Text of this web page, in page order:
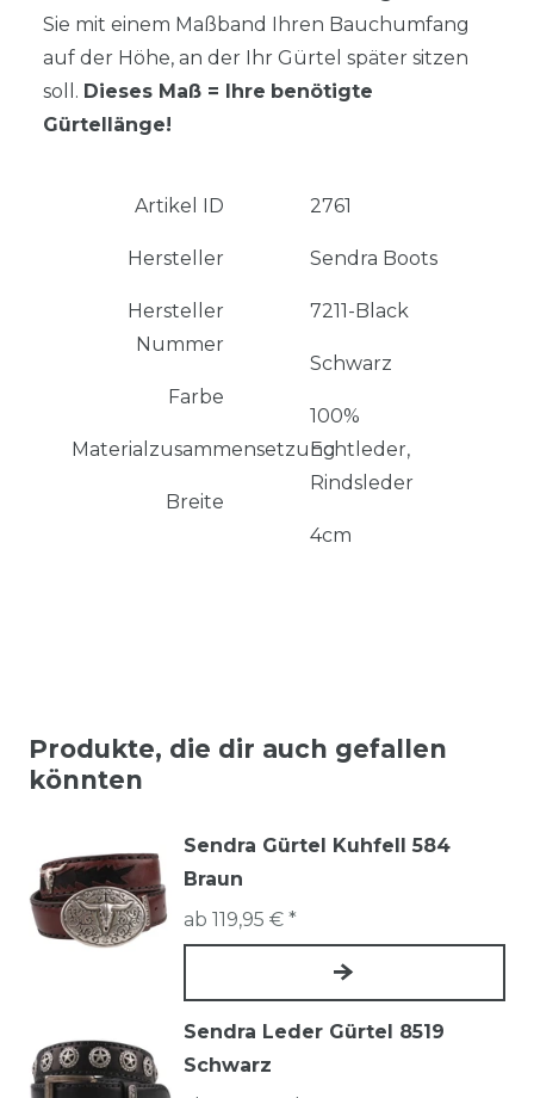
Sie mit einem Maßband Ihren Bauchumfang
auf der Höhe, an der Ihr Gürtel später sitzen
soll. Dieses Maß = Ihre benötigte
Gürtellänge!
Artikel ID
Hersteller
Hersteller
Nummer
Farbe
Materialzusammensetzung
Breite
2761
Sendra Boots
7211-Black
Schwarz
100%
Echtleder,
Rindsleder
4cm
Produkte, die dir auch gefallen
könnten
Sendra Gürtel Kuhfell 584
Braun
ab 119,95 € *
Sendra Leder Gürtel 8519
Schwarz